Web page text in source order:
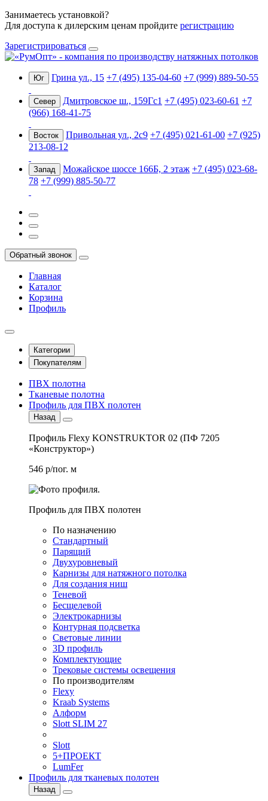
Занимаетесь установкой?
Для доступа к дилерским ценам пройдите регистрацию
Зарегистрироваться
Юг Грина ул., 15 +7 (495) 135-04-60 +7 (999) 889-50-55
Север Дмитровское ш., 159Гс1 +7 (495) 023-60-61 +7
(966) 168-41-75
Восток Привольная ул., 2с9 +7 (495) 021-61-00 +7 (925)
213-08-12
Запад Можайское шоссе 166Б, 2 этаж +7 (495) 023-68-
78 +7 (999) 885-50-77
Обратный звонок
Главная
Каталог
Корзина
Профиль
Категории
Покупателям
ПВХ полотна
Тканевые полотна
Профиль для ПВХ полотен
Назад
Профиль Flexy KONSTRUKTOR 02 (ПФ 7205
«Конструктор»)
546 р/пог. м
Профиль для ПВХ полотен
По назначению
Стандартный
Парящий
Двухуровневый
Карнизы для натяжного потолка
Для создания ниш
Теневой
Бесщелевой
Электрокарнизы
Контурная подсветка
Световые линии
3D профиль
Комплектующие
Трековые системы освещения
По производителям
Flexy
Kraab Systems
Алформ
Slott SLIM 27
Slott
5+ПРОЕКТ
LumFer
Профиль для тканевых полотен
Назад